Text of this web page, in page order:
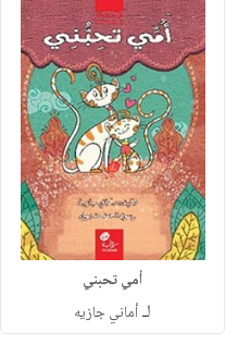
أمي تحبني
لـأماني جازيه